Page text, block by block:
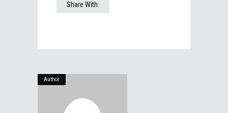
Share With:
Author